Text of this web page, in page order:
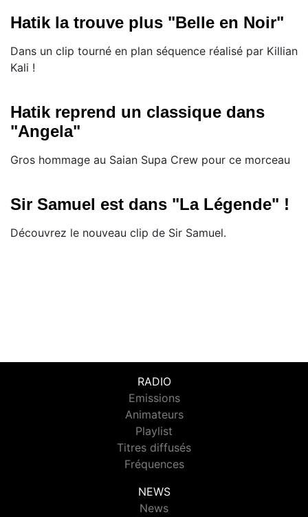
Hatik la trouve plus "Belle en Noir"
Dans un clip tourné en plan séquence réalisé par Killian
Kali !
Hatik reprend un classique dans
"Angela"
Gros hommage au Saian Supa Crew pour ce morceau
Sir Samuel est dans "La Légende" !
Découvrez le nouveau clip de Sir Samuel.
RADIO
Emissions
Animateurs
Playlist
Titres diffusés
Fréquences
NEWS
News